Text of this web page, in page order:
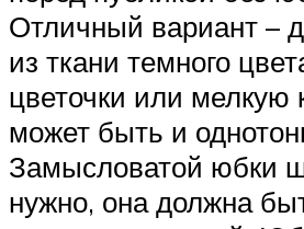
Отличный вариант –
из ткани темного
цветочки или мелкую
может быть и
Замысловатой юбки
нужно, она должна